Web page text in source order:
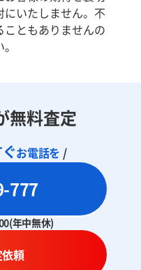
いたしません。不
ともありませんの
無料査定
お電話を /
777
年中無休)
頼